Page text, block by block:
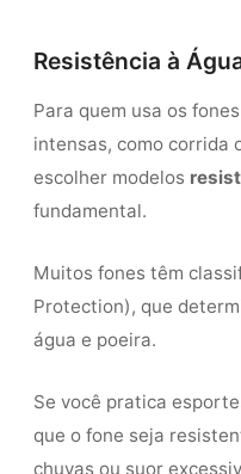
Resistência à
Para quem usa os
intensas, como corrida
escolher modelos
fundamental.
Muitos fones têm
Protection), que
água e poeira.
Se você pratica
que o fone seja
chuvas ou suor